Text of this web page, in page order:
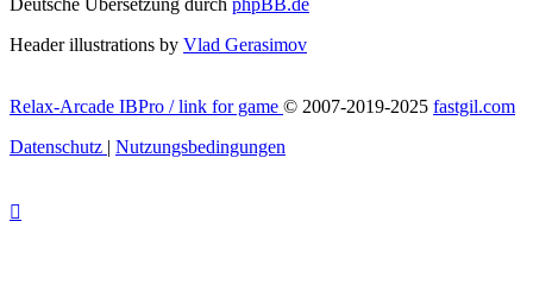
Deutsche Übersetzung durch phpBB.de
Header illustrations by Vlad Gerasimov
Relax-Arcade IBPro / link for game © 2007-2019-2025 fastgil.com
Datenschutz | Nutzungsbedingungen